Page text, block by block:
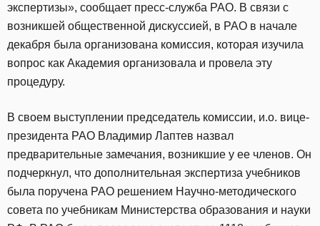
экспертизы», сообщает пресс-служба РАО. В связи с
возникшей общественной дискуссией, в РАО в начале
декабря была организована комиссия, которая изучила
вопрос как Академия организовала и провела эту
процедуру.
В своем выступлении председатель комиссии, и.о. вице-
президента РАО Владимир Лаптев назвал
предварительные замечания, возникшие у ее членов. Он
подчеркнул, что дополнительная экспертиза учебников
была поручена РАО решением Научно-методического
совета по учебникам Министерства образования и науки